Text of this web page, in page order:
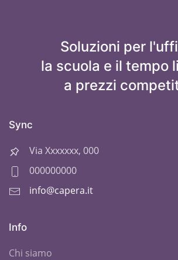
Soluzioni per
la scuola e il tempo
a prezzi
Sync
Via Xxxxxxx, 000
000000000
info@capera.it
Info
Chi siamo